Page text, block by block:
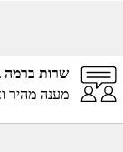
שרות ברמה
מענה מהיר